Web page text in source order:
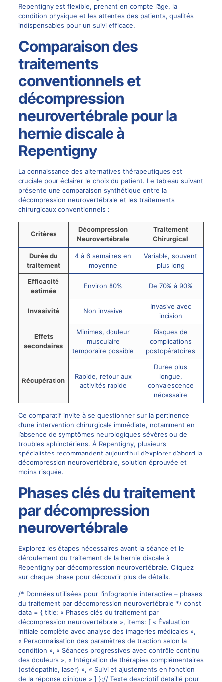
Repentigny est flexible, prenant en compte l’âge, la
condition physique et les attentes des patients, qualités
indispensables pour un suivi efficace.
Comparaison des
traitements
conventionnels et
décompression
neurovertébrale pour la
hernie discale à
Repentigny
La connaissance des alternatives thérapeutiques est
cruciale pour éclairer le choix du patient. Le tableau suivant
présente une comparaison synthétique entre la
décompression neurovertébrale et les traitements
chirurgicaux conventionnels :
Critères
Décompression
Neurovertébrale
Traitement
Chirurgical
Durée du
traitement
4 à 6 semaines en
moyenne
Variable, souvent
plus long
Efficacité
estimée
Environ 80% De 70% à 90%
Invasivité Non invasive
Invasive avec
incision
Effets
secondaires
Minimes, douleur
musculaire
temporaire possible
Risques de
complications
postopératoires
Récupération
Rapide, retour aux
activités rapide
Durée plus
longue,
convalescence
nécessaire
Ce comparatif invite à se questionner sur la pertinence
d’une intervention chirurgicale immédiate, notamment en
l’absence de symptômes neurologiques sévères ou de
troubles sphinctériens. À Repentigny, plusieurs
spécialistes recommandent aujourd’hui d’explorer d’abord la
décompression neurovertébrale, solution éprouvée et
moins risquée.
Phases clés du traitement
par décompression
neurovertébrale
Explorez les étapes nécessaires avant la séance et le
déroulement du traitement de la hernie discale à
Repentigny par décompression neurovertébrale. Cliquez
sur chaque phase pour découvrir plus de détails.
/* Données utilisées pour l’infographie interactive – phases
du traitement par décompression neurovertébrale */ const
data = { title: « Phases clés du traitement par
décompression neurovertébrale », items: [ « Évaluation
initiale complète avec analyse des imageries médicales »,
« Personnalisation des paramètres de traction selon la
condition », « Séances progressives avec contrôle continu
des douleurs », « Intégration de thérapies complémentaires
(ostéopathie, laser) », « Suivi et ajustements en fonction
de la réponse clinique » ] };// Texte descriptif détaillé pour